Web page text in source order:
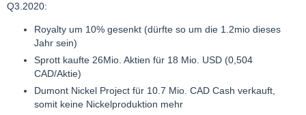
Q3.2020:
Royalty um 10% gesenkt (dürfte so um die 1.2mio dieses
Jahr sein)
Sprott kaufte 26Mio. Aktien für 18 Mio. USD (0,504
CAD/Aktie)
Dumont Nickel Project für 10.7 Mio. CAD Cash verkauft,
somit keine Nickelproduktion mehr